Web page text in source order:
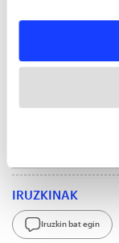
and set your
fitxategiak
esplizitua
Euskal Herriko
Aukeratu
IRUZKINAK
Iruzkin bat egin